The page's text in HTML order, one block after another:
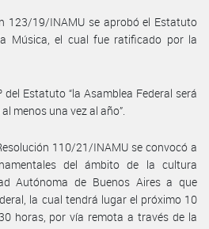
123/19/INAMU se aprobó el Estatuto
Música, el cual fue ratificado por la
Estatuto “la Asamblea Federal será
menos una vez al año”.
110/21/INAMU se convocó a
del ámbito de la cultura
Autónoma de Buenos Aires a que
la cual tendrá lugar el próximo 10
horas, por vía remota a través de la